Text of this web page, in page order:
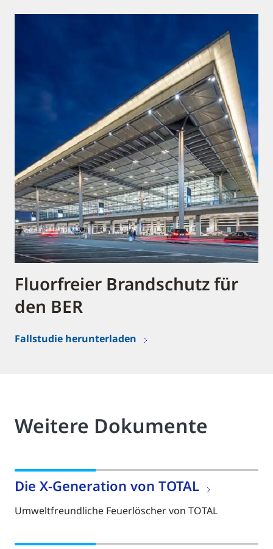
Fluorfreier Brandschutz für
den BER
Fallstudie herunterladen
Weitere Dokumente
Die X-Generation von TOTAL
Umweltfreundliche Feuerlöscher von TOTAL